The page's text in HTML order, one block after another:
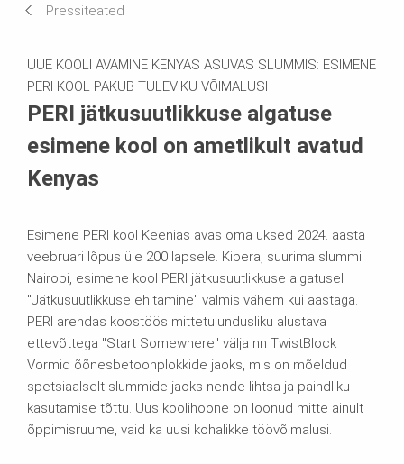
Pressiteated
UUE KOOLI AVAMINE KENYAS ASUVAS SLUMMIS: ESIMENE
PERI KOOL PAKUB TULEVIKU VÕIMALUSI
PERI jätkusuutlikkuse algatuse
esimene kool on ametlikult avatud
Kenyas
Esimene PERI kool Keenias avas oma uksed 2024. aasta
veebruari lõpus üle 200 lapsele. Kibera, suurima slummi
Nairobi, esimene kool PERI jätkusuutlikkuse algatusel
"Jätkusuutlikkuse ehitamine" valmis vähem kui aastaga.
PERI arendas koostöös mittetulundusliku alustava
ettevõttega "Start Somewhere" välja nn TwistBlock
Vormid õõnesbetoonplokkide jaoks, mis on mõeldud
spetsiaalselt slummide jaoks nende lihtsa ja paindliku
kasutamise tõttu. Uus koolihoone on loonud mitte ainult
õppimisruume, vaid ka uusi kohalikke töövõimalusi.